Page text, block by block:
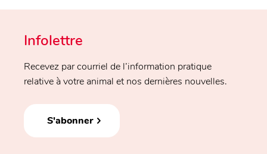
Infolettre
Recevez par courriel de l’information pratique
relative à votre animal et nos dernières nouvelles.
S'abonner